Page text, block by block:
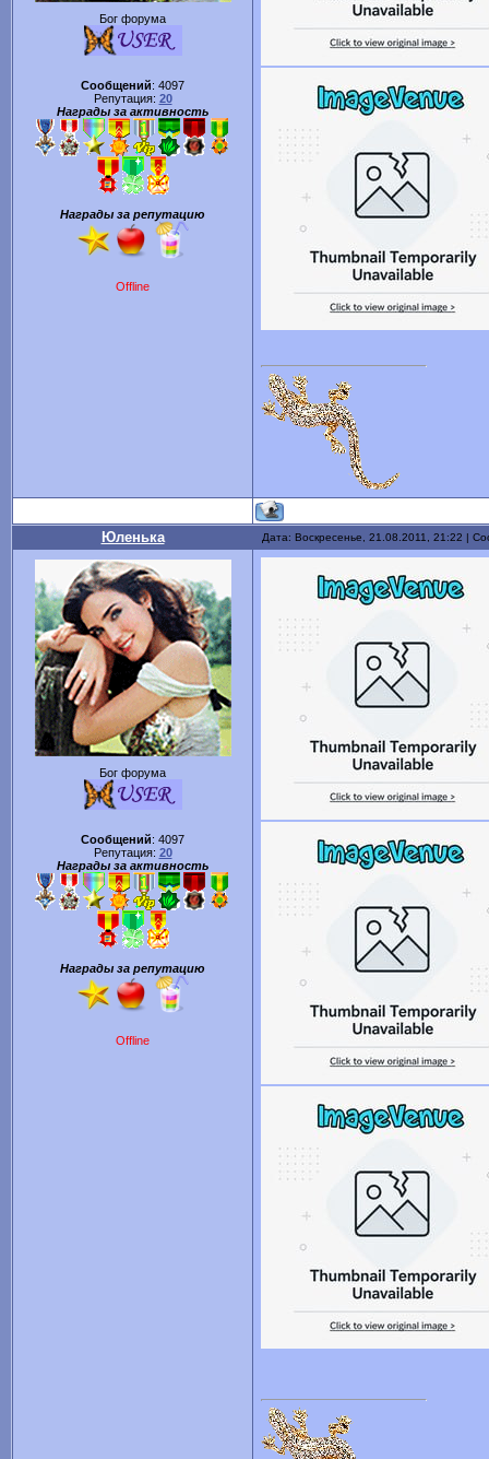
Бог форума
Сообщений: 4097
Репутация: 20
Награды за активность
Награды за репутацию
Offline
Юленька Дата: Воскресенье, 21.08.2011, 21:22 |
Бог форума
Сообщений: 4097
Репутация: 20
Награды за активность
Награды за репутацию
Offline